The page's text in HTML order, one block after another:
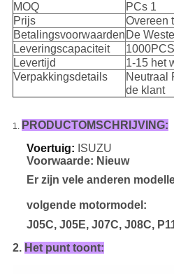
MOQ
PCs 1
Prijs
Overeen
Betalingsvoorwaarden De
Leveringscapaciteit
Levertijd
1-15 het
Verpakkingsdetails
Neutraal
de klant
1. PRODUCTOMSCHRIJVING:
Voertuig: ISUZU
Voorwaarde: Nieuw
Er zijn vele anderen
volgende motormodel:
J05C, J05E, J07C, J08C,
2. Het punt toont: